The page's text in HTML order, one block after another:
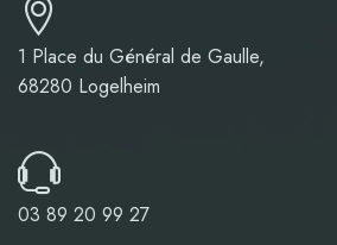
1 Place du Général de Gaulle,
68280 Logelheim
03 89 20 99 27